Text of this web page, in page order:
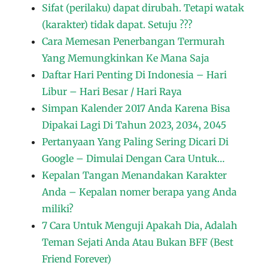
Sifat (perilaku) dapat dirubah. Tetapi watak
(karakter) tidak dapat. Setuju ???
Cara Memesan Penerbangan Termurah
Yang Memungkinkan Ke Mana Saja
Daftar Hari Penting Di Indonesia – Hari
Libur – Hari Besar / Hari Raya
Simpan Kalender 2017 Anda Karena Bisa
Dipakai Lagi Di Tahun 2023, 2034, 2045
Pertanyaan Yang Paling Sering Dicari Di
Google – Dimulai Dengan Cara Untuk…
Kepalan Tangan Menandakan Karakter
Anda – Kepalan nomer berapa yang Anda
miliki?
7 Cara Untuk Menguji Apakah Dia, Adalah
Teman Sejati Anda Atau Bukan BFF (Best
Friend Forever)